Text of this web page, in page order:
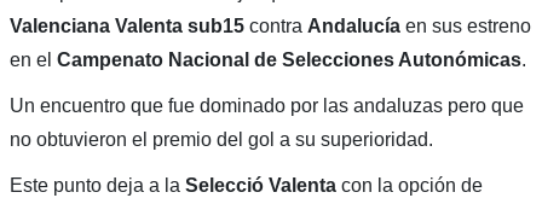
Valenciana Valenta sub15 contra Andalucíaen sus estreno
en el Campenato Nacional de Selecciones Autonómicas.
Un encuentro que fue dominado por las andaluzas pero que
no obtuvieron el premio del gol a su superioridad.
Este punto deja a la Selecció Valenta con la opción de